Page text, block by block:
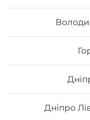
Дніпро